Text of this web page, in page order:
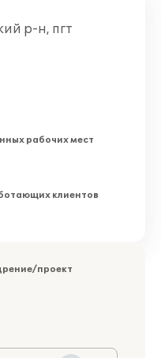
р-н, пгт
рабочих мест
клиентов
проект